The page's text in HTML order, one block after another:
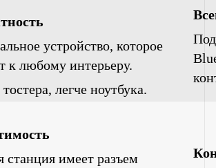
устройство, которое
к любому интерьеру.
легче ноутбука.
станция имеет разъем